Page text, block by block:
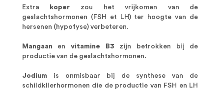
Extra koper zou het vrijkomen van de
geslachtshormonen (FSH et LH) ter hoogte van de
hersenen (hypofyse) verbeteren.
Mangaan envitamine B3 zijn betrokken bij de
productie van de geslachtshormonen.
Jodium is onmisbaar bij de synthese van de
schildklierhormonen die de productie van FSH en LH